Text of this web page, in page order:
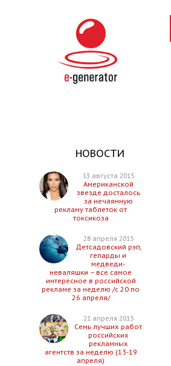
НОВОСТИ
13 августа 2015
Американской
звезде досталось
за нечаянную
рекламу таблеток от
токсикоза
28 апреля 2015
Детсадовский рэп,
гепарды и
медведи-
неваляшки – все самое
интересное в российской
рекламе за неделю /с 20 по
26 апреля/
21 апреля 2015
Семь лучших работ
российских
рекламных
агентств за неделю (13-19
апреля)